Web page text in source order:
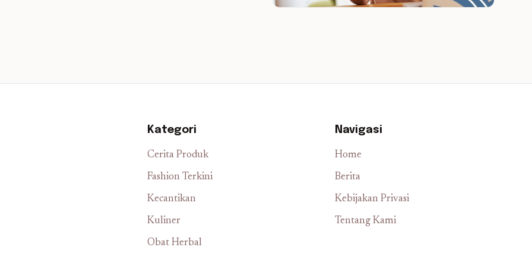
Kategori
Cerita Produk
Fashion Terkini
Kecantikan
Kuliner
Obat Herbal
Navigasi
Home
Berita
Kebijakan Privasi
Tentang Kami